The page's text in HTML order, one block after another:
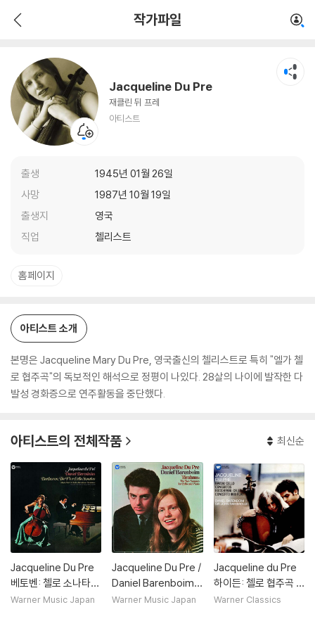
작가파일
Jacqueline Du Pre
재클린 뒤 프레
아티스트
출생
1945년 01월 26일
사망
1987년 10월 19일
출생지
영국
직업
첼리스트
홈페이지
아티스트 소개
본명은 Jacqueline Mary Du Pre, 영국출신의 첼리스트로 특히 "엘가 첼
로 협주곡"의 독보적인 해석으로 정평이 나있다. 28살의 나이에 발작한 다
발성 경화증으로 연주활동을 중단했다.
아티스트의 전체작품 최신순
Jacqueline Du Pre
베토벤: 첼로 소나타
전집 (Beethoven: C
Warner Music Japan
Jacqueline Du Pre /
Daniel Barenboim
브람스: 첼로 소나타
Warner Music Japan
Jacqueline du Pre
하이든: 첼로 협주곡 1
번, 2번 & 보케리니: 첼
Warner Classics